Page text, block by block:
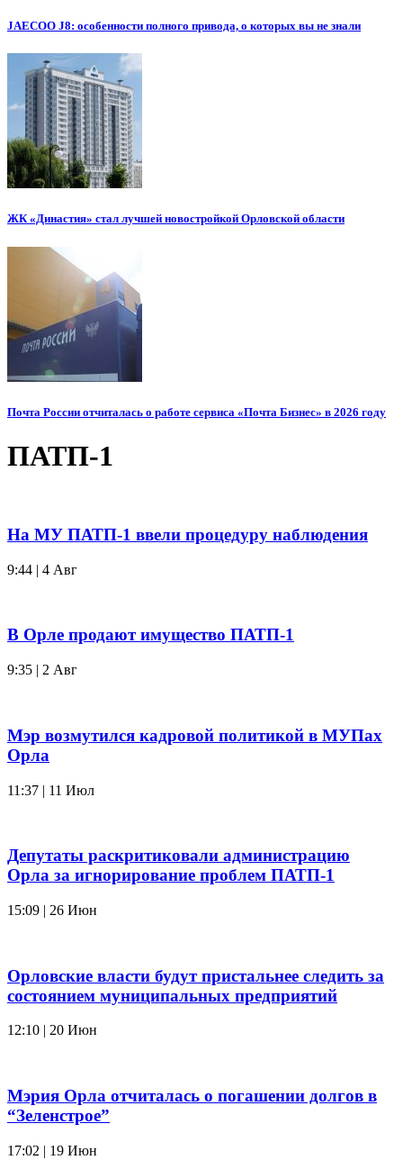
JAECOO J8: особенности полного привода, о которых вы не знали
ЖК «Династия» стал лучшей новостройкой Орловской области
Почта России отчиталась о работе сервиса «Почта Бизнес» в 2026 году
ПАТП-1
На МУ ПАТП-1 ввели процедуру наблюдения
9:44 | 4 Авг
В Орле продают имущество ПАТП-1
9:35 | 2 Авг
Мэр возмутился кадровой политикой в МУПах
Орла
11:37 | 11 Июл
Депутаты раскритиковали администрацию
Орла за игнорирование проблем ПАТП-1
15:09 | 26 Июн
Орловские власти будут пристальнее следить за
состоянием муниципальных предприятий
12:10 | 20 Июн
Мэрия Орла отчиталась о погашении долгов в
“Зеленстрое”
17:02 | 19 Июн